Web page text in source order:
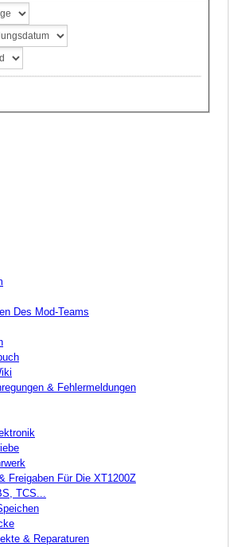
Des Mod-Teams
& Fehlermeldungen
Für Die XT1200Z
TCS...
& Reparaturen